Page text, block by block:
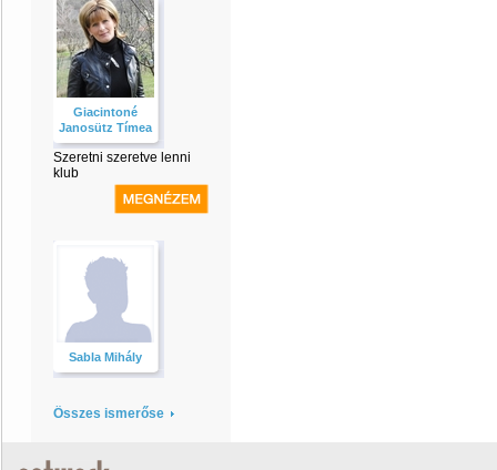
Giacintoné
Janosütz Tímea
Szeretni szeretve lenni
klub
Sabla Mihály
Összes ismerőse